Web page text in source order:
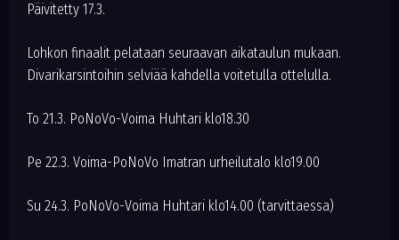
Päivitetty 17.3.
Lohkon finaalit pelataan seuraavan aikataulun mukaan.
Divarikarsintoihin selviää kahdella voitetulla ottelulla.
To 21.3. PoNoVo-Voima Huhtari klo18.30
Pe 22.3. Voima-PoNoVo Imatran urheilutalo klo19.00
Su 24.3. PoNoVo-Voima Huhtari klo14.00 (tarvittaessa)